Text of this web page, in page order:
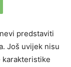
predstaviti
Još uvijek nisu
karakteristike